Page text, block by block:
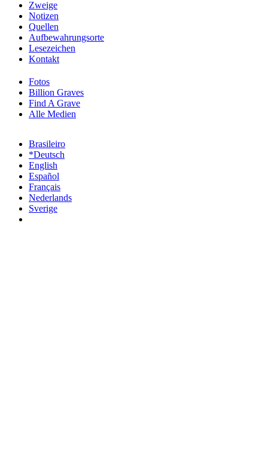
Fotos
Billion Graves
Find A Grave
Alle Medien
Zweige
Notizen
Quellen
Aufbewahrungsorte
Lesezeichen
Kontakt
Brasileiro
*Deutsch
English
Español
Français
Nederlands
Sverige